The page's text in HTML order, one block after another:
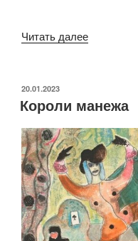
Читать далее«25
ОПУБЛИКОВАНО
20.01.2023
Короли манежа